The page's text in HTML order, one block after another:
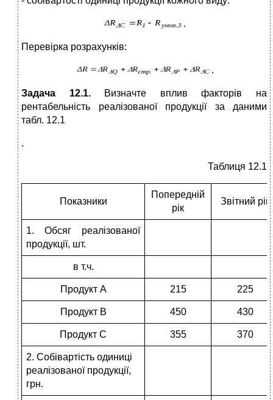
.
Перевірка розрахунків:
.
Задача 12.1.
Визначте вплив факторів на
рентабельність реалізованої продукції за даними
табл. 12.1
.
Таблиця 12.1
Показники
Попередній
рік
Звітний рік
1. Обсяг реалізованої
продукції, шт.
в т.ч.
Продукт А 215 225
Продукт В 450 430
Продукт С 355 370
2. Собівартість одиниці
реалізованої продукції,
грн.